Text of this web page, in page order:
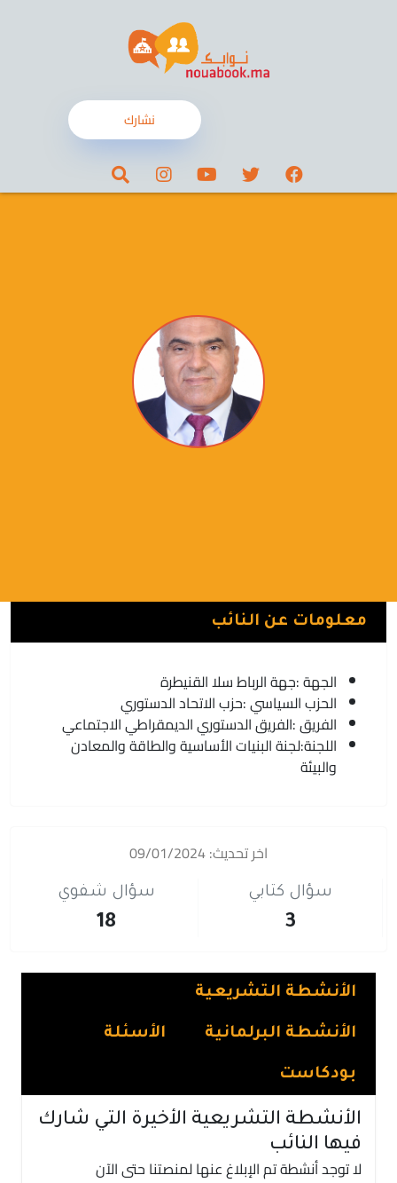
نشارك
معلومات عن النائب
الجهة :جهة الرباط سلا القنيطرة
الحزب السياسي :حزب الاتحاد الدستوري
الفريق :الفريق الدستوري الديمقراطي الاجتماعي
اللجنة:لجنة البنيات الأساسية والطاقة والمعادن
والبيئة
اخر تحديث: 09/01/2024
سؤال كتابي
3
سؤال شفوي
18
الأنشطة التشريعية
الأنشطة البرلمانية الأسئلة
بودكاست
الأنشطة التشريعية الأخيرة التي شارك
فيها النائب
لا توجد أنشطة تم الإبلاغ عنها لمنصتنا حتى الآن